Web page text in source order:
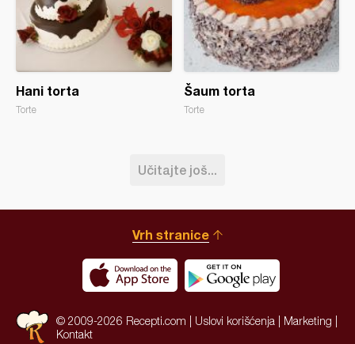
Hani torta
Torte
Šaum torta
Torte
Učitajte još...
Vrh stranice
© 2009-2026 Recepti.com | Uslovi korišćenja Marketing
Kontakt